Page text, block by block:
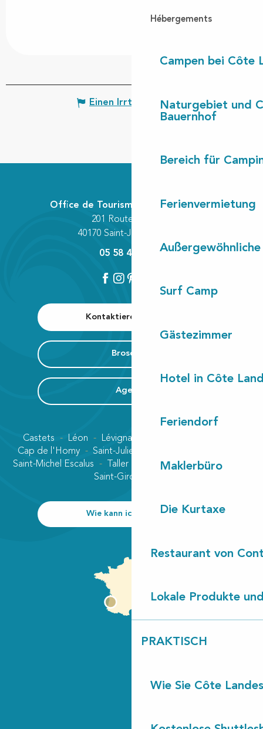
Hébergements
Campen bei Côte
Naturgebiet und
Bauernhof
Bereich für
Ferienvermietung
Surf Camp
Gästezimmer
Hotel in Côte
Feriendorf
Maklerbüro
Die Kurtaxe
Restaurant von
Lokale Produkte
PRAKTISCH
Wie Sie Côte
Einen Irrtum angeben
Kontaktieren Sie uns
Broschüre
Agenda
Office de Tourisme Communautaire
201 Route des Lacs
40170 Saint-Julien-en-Born
05 58 42 89 80
Castets Léon Lévignacq
Cap de l'Homy
Saint-Julien-en-Born
Saint-Michel Escalus
Taller
Vielle-Saint-Girons
Saint-Girons plage
Wie kann ich kommen?